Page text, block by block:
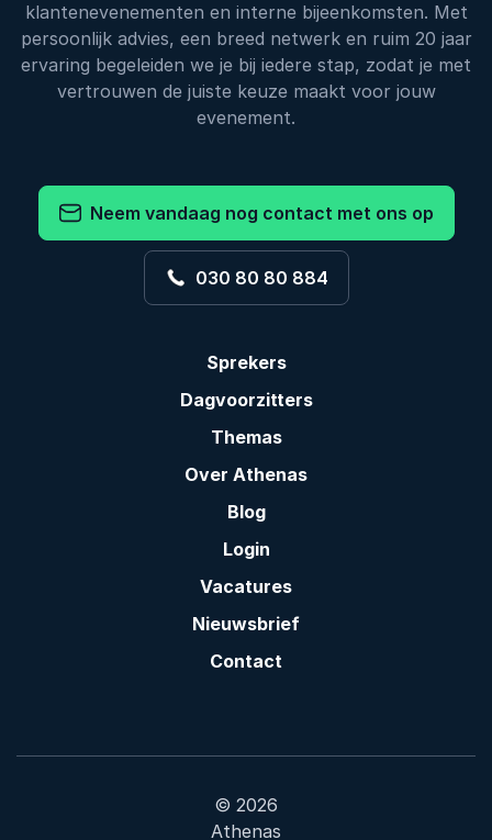
klantenevenementen en interne bijeenkomsten. Met
persoonlijk advies, een breed netwerk en ruim 20 jaar
ervaring begeleiden we je bij iedere stap, zodat je met
vertrouwen de juiste keuze maakt voor jouw
evenement.
Neem vandaag nog contact met ons op
030 80 80 884
Sprekers
Dagvoorzitters
Themas
Over Athenas
Blog
Login
Vacatures
Nieuwsbrief
Contact
© 2026
Athenas